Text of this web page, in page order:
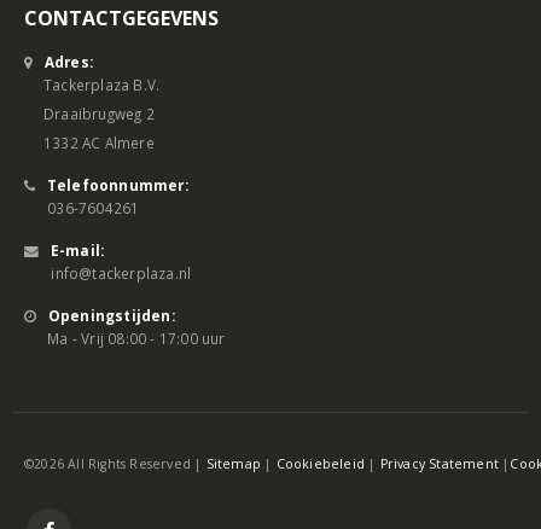
CONTACTGEGEVENS
Adres:
Tackerplaza B.V.
Draaibrugweg 2
1332 AC Almere
Telefoonnummer:
036-7604261
E-mail:
info@tackerplaza.nl
Openingstijden:
Ma - Vrij 08:00 - 17:00 uur
©2026 All Rights Reserved | Sitemap | Cookiebeleid | Privacy Statement |